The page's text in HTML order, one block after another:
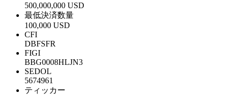
500,000,000 USD
最低決済数量
100,000 USD
CFI
DBFSFR
FIGI
BBG0008HLJN3
SEDOL
5674961
ティッカー